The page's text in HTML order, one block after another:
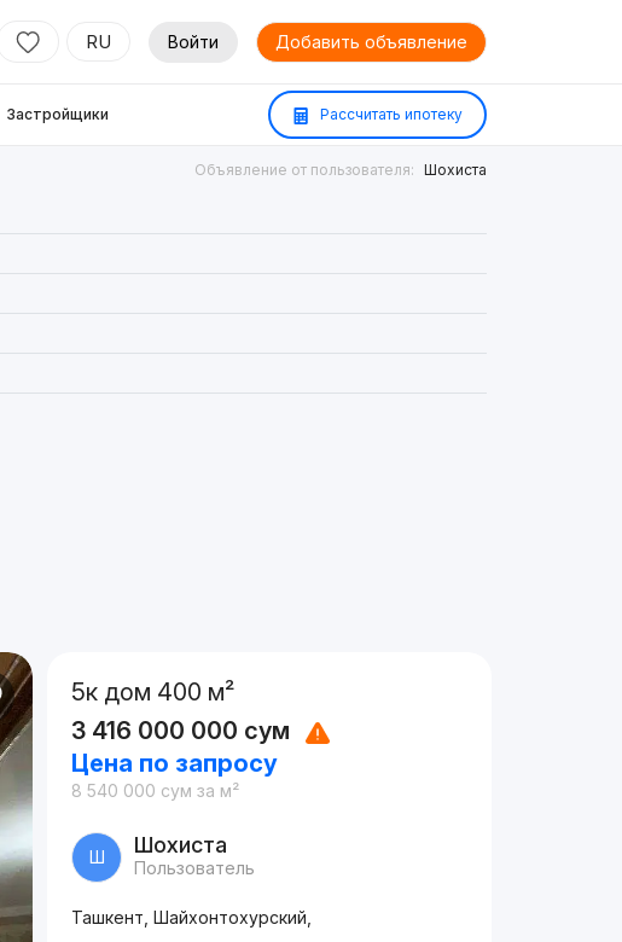
RU Войти Добавить объявление
Застройщики Рассчитать ипотеку
Объявление от пользователя: Шохиста
5к дом 400 м²
3 416 000 000 сум
Цена по запросу
8 540 000 сум за м²
Ш Шохиста
Пользователь
Ташкент, Шайхонтохурский,